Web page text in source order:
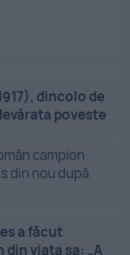
dincolo de
poveste
campion
din nou după
a făcut
din viața sa: „A